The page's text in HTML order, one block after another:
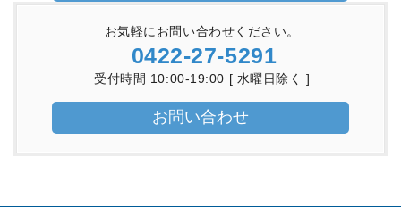
お気軽にお問い合わせください。
0422-27-5291
受付時間 10:00-19:00 [ 水曜日除く ]
お問い合わせ